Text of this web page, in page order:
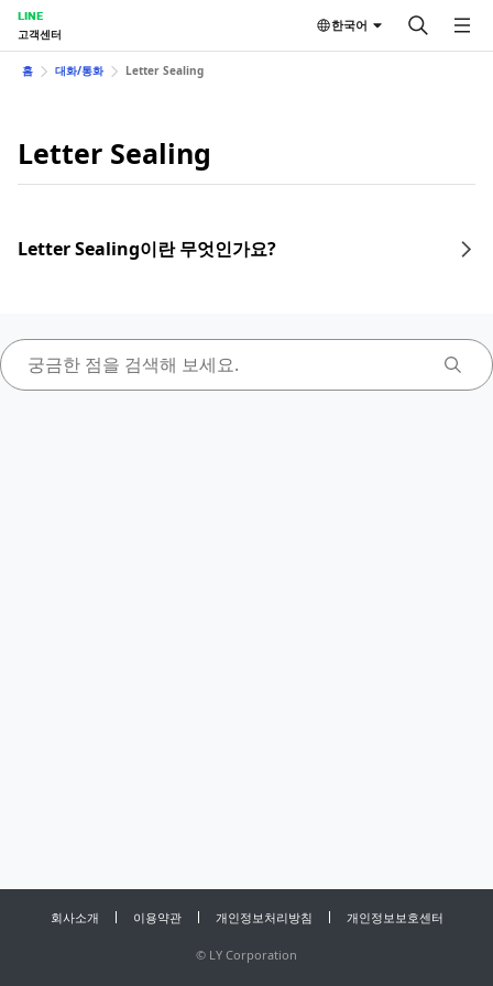
LINE
고객센터
한국어
홈 대화/통화 Letter Sealing
Letter Sealing
Letter Sealing이란 무엇인가요?
회사소개 이용약관 개인정보처리방침 개인정보보호센터
© LY Corporation